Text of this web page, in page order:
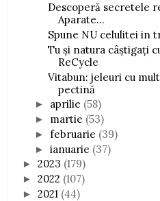
Descoperă secretele
Aparate...
Spune NU celulitei in
Tu și natura câștigați
ReCycle
Vitabun: jeleuri cu
pectină
► aprilie (58)
► martie (53)
►februarie (39)
►ianuarie (37)
►2023 (179)
►2022 (107)
►2021 (44)